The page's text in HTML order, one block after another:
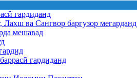
гардиданд
ва Сангвор баргузор мегарданд
мешавад
гардиданд